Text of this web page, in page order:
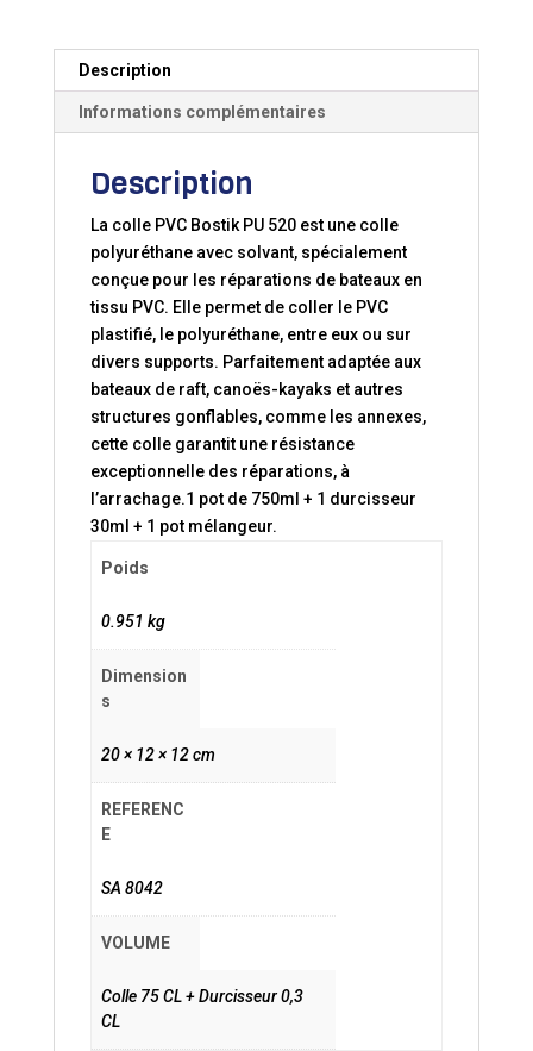
Description
Informations complémentaires
Description
La colle PVC Bostik PU 520 est une colle
polyuréthane avec solvant, spécialement
conçue pour les réparations de bateaux en
tissu PVC. Elle permet de coller le PVC
plastifié, le polyuréthane, entre eux ou sur
divers supports. Parfaitement adaptée aux
bateaux de raft, canoës-kayaks et autres
structures gonflables, comme les annexes,
cette colle garantit une résistance
exceptionnelle des réparations, à
l’arrachage.1 pot de 750ml + 1 durcisseur
30ml + 1 pot mélangeur.
Poids
0.951 kg
Dimension
s
20 × 12 × 12 cm
REFERENC
E
SA 8042
VOLUME
Colle 75 CL + Durcisseur 0,3
CL